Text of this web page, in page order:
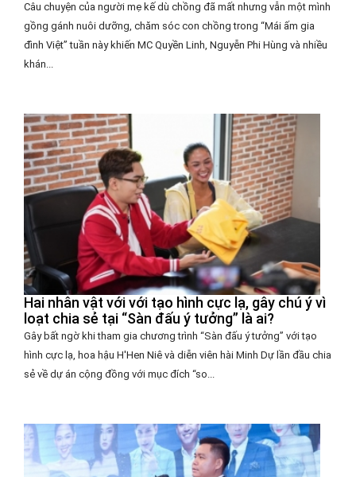
Câu chuyện của người mẹ kế dù chồng đã mất nhưng vẫn một mình
gồng gánh nuôi dưỡng, chăm sóc con chồng trong “Mái ấm gia
đình Việt” tuần này khiến MC Quyền Linh, Nguyễn Phi Hùng và nhiều
khán...
Hai nhân vật với với tạo hình cực lạ, gây chú ý vì
loạt chia sẻ tại “Sàn đấu ý tưởng” là ai?
Gây bất ngờ khi tham gia chương trình “Sàn đấu ý tưởng” với tạo
hình cực lạ, hoa hậu H'Hen Niê và diễn viên hài Minh Dự lần đầu chia
sẻ về dự án cộng đồng với mục đích “so...